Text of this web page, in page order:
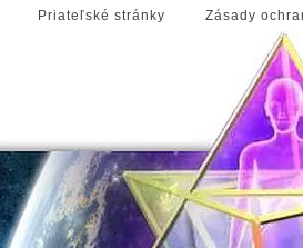
Priateľské stránky Zásady